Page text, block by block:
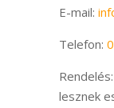
E-mail:
Telefon:
lesznek